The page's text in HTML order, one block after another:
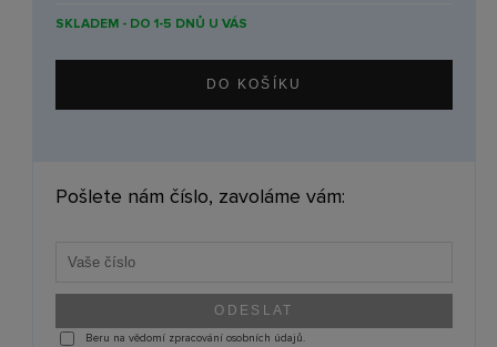
SKLADEM - DO 1-5 DNŮ U VÁS
Pošlete nám číslo, zavoláme vám:
Beru na vědomí zpracování osobních údajů.